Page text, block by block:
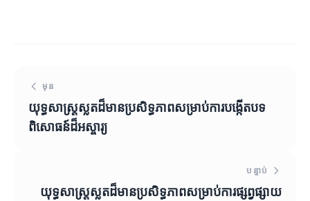
មុន
យុទ្ធសាស្ត្រស្លតដ៏មានប្រសិទ្ធភាពសម្រាប់ការបង្កើតបទ
ពិសោធន៍ដ៏អស្ចារ្យ
បន្ទាប់
យុទ្ធសាស្ត្រស្លតដ៏មានប្រសិទ្ធភាពសម្រាប់ការផ្សព្វផ្សាយ